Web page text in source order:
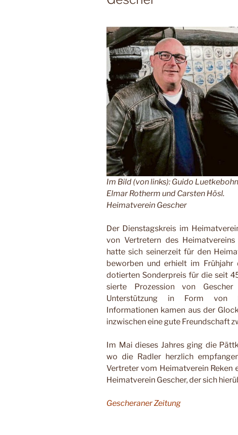
Im Bild (von links): Guido
Elmar Rotherm und
Heimatverein Gescher
Der Dienstagskreis im
von Vertretern des
hatte sich sei­nerzeit für den
beworben und erhielt im
dotierten Sonderpreis für die seit
sierte Prozession von
Unterstützung in Form von
Informationen kamen aus der
inzwischen eine gute Freundschaft
Im Mai die­ses Jahres ging die
wo die Radler herzlich
Vertreter vom Hei­matverein Reken
Heimatverein Gescher, der sich
Gescheraner Zeitung